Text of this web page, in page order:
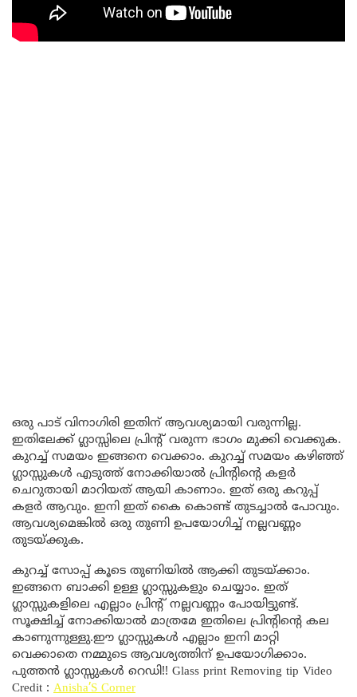
ഒരു പാട് വിനാഗിരി ഇതിന് ആവശ്യമായി വരുന്നില്ല.
ഇതിലേക്ക് ഗ്ലാസ്സിലെ പ്രിന്റ് വരുന്ന ഭാഗം മുക്കി വെക്കുക.
കുറച്ച് സമയം ഇങ്ങനെ വെക്കാം. കുറച്ച് സമയം കഴിഞ്ഞ്
ഗ്ലാസ്സുകൾ എടുത്ത് നോക്കിയാൽ പ്രിൻ്റിൻ്റെ കളർ
ചെറുതായി മാറിയത് ആയി കാണാം. ഇത് ഒരു കറുപ്പ്
കളർ ആവും. ഇനി ഇത് കൈ കൊണ്ട് തുടച്ചാൽ പോവും.
ആവശ്യമെങ്കിൽ ഒരു തുണി ഉപയോഗിച്ച് നല്ലവണ്ണം
തുടയ്ക്കുക.
കുറച്ച് സോപ്പ് കൂടെ തുണിയിൽ ആക്കി തുടയ്ക്കാം.
ഇങ്ങനെ ബാക്കി ഉള്ള ഗ്ലാസ്സുകളും ചെയ്യാം. ഇത്
ഗ്ലാസ്സുകളിലെ എല്ലാം പ്രിന്റ് നല്ലവണ്ണം പോയിട്ടുണ്ട്.
സൂക്ഷിച്ച് നോക്കിയാൽ മാത്രമേ ഇതിലെ പ്രിൻ്റിൻ്റെ കല
കാണുന്നുള്ളു.ഈ ഗ്ലാസ്സുകൾ എല്ലാം ഇനി മാറ്റി
വെക്കാതെ നമ്മുടെ ആവശ്യത്തിന് ഉപയോഗിക്കാം.
പുത്തൻ ഗ്ലാസ്സുകൾ റെഡി!! Glass print Removing tip Video
Credit : Anisha’S Corner